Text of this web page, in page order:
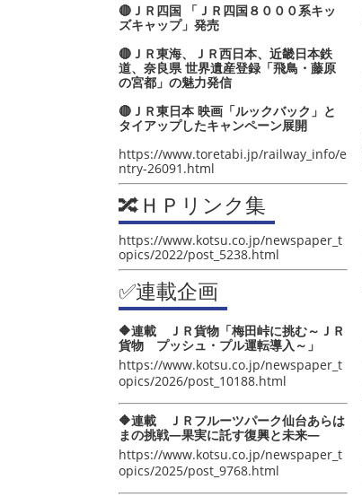
🔴ＪＲ四国 「ＪＲ四国８０００系キッ
ズキャップ」発売
🔴ＪＲ東海、ＪＲ西日本、近畿日本鉄
道、奈良県 世界遺産登録「飛鳥・藤原
の宮都」の魅力発信
🔴ＪＲ東日本 映画「ルックバック」と
タイアップしたキャンペーン展開
https://www.toretabi.jp/railway_info/e
ntry-26091.html
🔀ＨＰリンク集
https://www.kotsu.co.jp/newspaper_t
opics/2022/post_5238.html
✅連載企画
🔶連載 ＪＲ貨物「梅田峠に挑む～ＪＲ
貨物 プッシュ・プル運転導入～」
https://www.kotsu.co.jp/newspaper_t
opics/2026/post_10188.html
🔶連載 ＪＲフルーツパーク仙台あらは
まの挑戦―果実に託す復興と未来―
https://www.kotsu.co.jp/newspaper_t
opics/2025/post_9768.html